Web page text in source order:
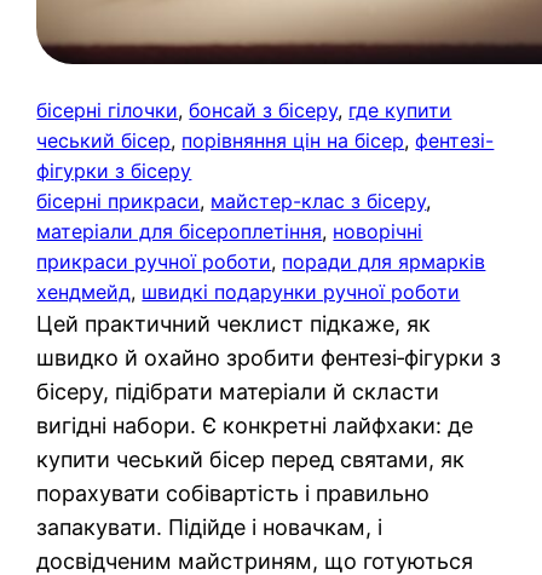
бісерні гілочки, бонсай з бісеру, где купити
чеський бісер, порівняння цін на бісер, фентезі-
фігурки з бісеру
бісерні прикраси, майстер-клас з бісеру
матеріали для бісероплетіння, новорічні
прикраси ручної роботи, поради для ярмарків
хендмейд, швидкі подарунки ручної роботи
Цей практичний чеклист підкаже, як
швидко й охайно зробити фентезі‑фігурки з
бісеру, підібрати матеріали й скласти
вигідні набори. Є конкретні лайфхаки: де
купити чеський бісер перед святами, як
порахувати собівартість і правильно
запакувати. Підійде і новачкам, і
досвідченим майстриням, що готуються